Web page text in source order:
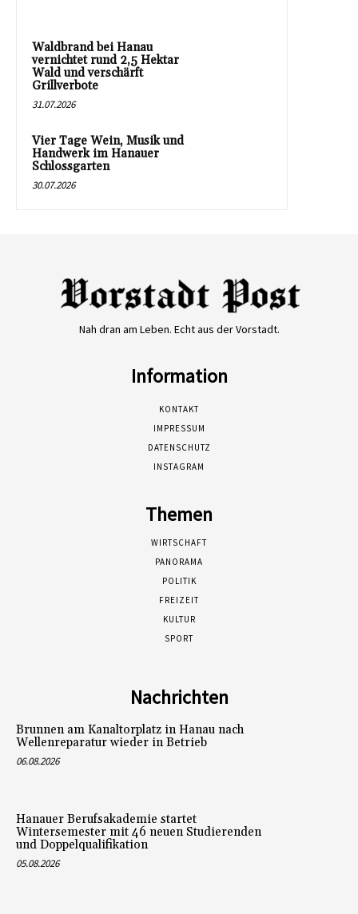
Waldbrand bei Hanau
vernichtet rund 2,5 Hektar
Wald und verschärft
Grillverbote
31.07.2026
Vier Tage Wein, Musik und
Handwerk im Hanauer
Schlossgarten
30.07.2026
Nah dran am Leben. Echt aus der Vorstadt.
Information
KONTAKT
IMPRESSUM
DATENSCHUTZ
INSTAGRAM
Themen
WIRTSCHAFT
PANORAMA
POLITIK
FREIZEIT
KULTUR
SPORT
Nachrichten
Brunnen am Kanaltorplatz in Hanau nach
Wellenreparatur wieder in Betrieb
06.08.2026
Hanauer Berufsakademie startet
Wintersemester mit 46 neuen Studierenden
und Doppelqualifikation
05.08.2026